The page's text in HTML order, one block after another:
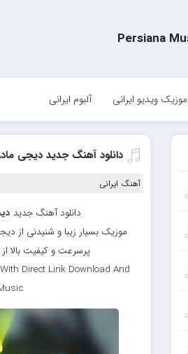
موزیک ویدیو ایرانی آلبوم ایرانی
دانلود آهنگ جدید دیجی
آهنگ ایرانی
دانلود آهنگ جدید
پرسرعت و کیفیت بالا
Direct Link Download And